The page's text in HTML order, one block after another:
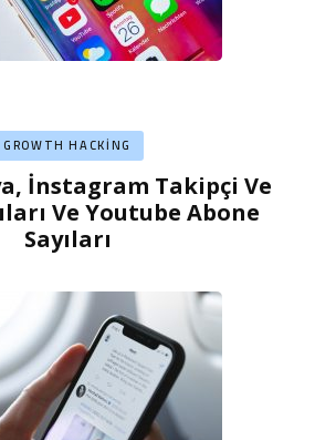
GROWTH HACKING
İnstagram Takipçi Ve
Ve Youtube Abone
Sayıları